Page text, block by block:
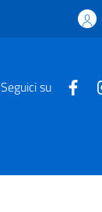
Seguici su